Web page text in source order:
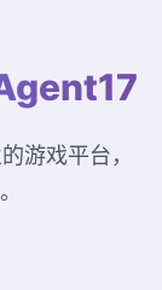
游戏平台，